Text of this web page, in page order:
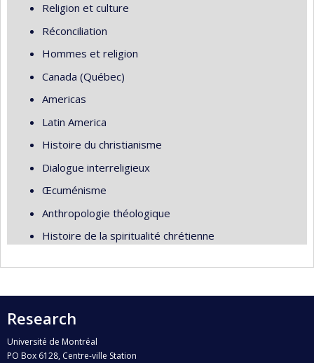
Religion et culture
Réconciliation
Hommes et religion
Canada (Québec)
Americas
Latin America
Histoire du christianisme
Dialogue interreligieux
Œcuménisme
Anthropologie théologique
Histoire de la spiritualité chrétienne
Research
Université de Montréal
PO Box 6128, Centre-ville Station